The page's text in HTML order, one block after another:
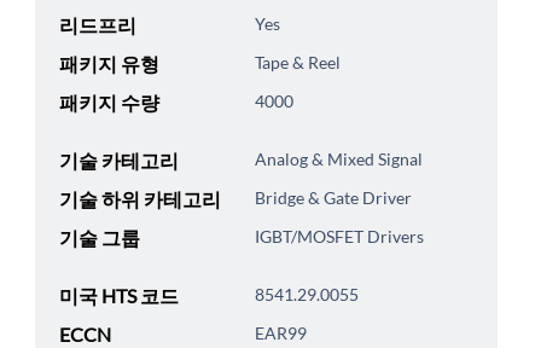
리드프리 Yes
패키지 유형 Tape & Reel
패키지 수량 4000
기술 카테고리 Analog & Mixed Signal
기술 하위 카테고리 Bridge & Gate Driver
기술 그룹 IGBT/MOSFET Drivers
미국 HTS 코드 8541.29.0055
ECCN EAR99